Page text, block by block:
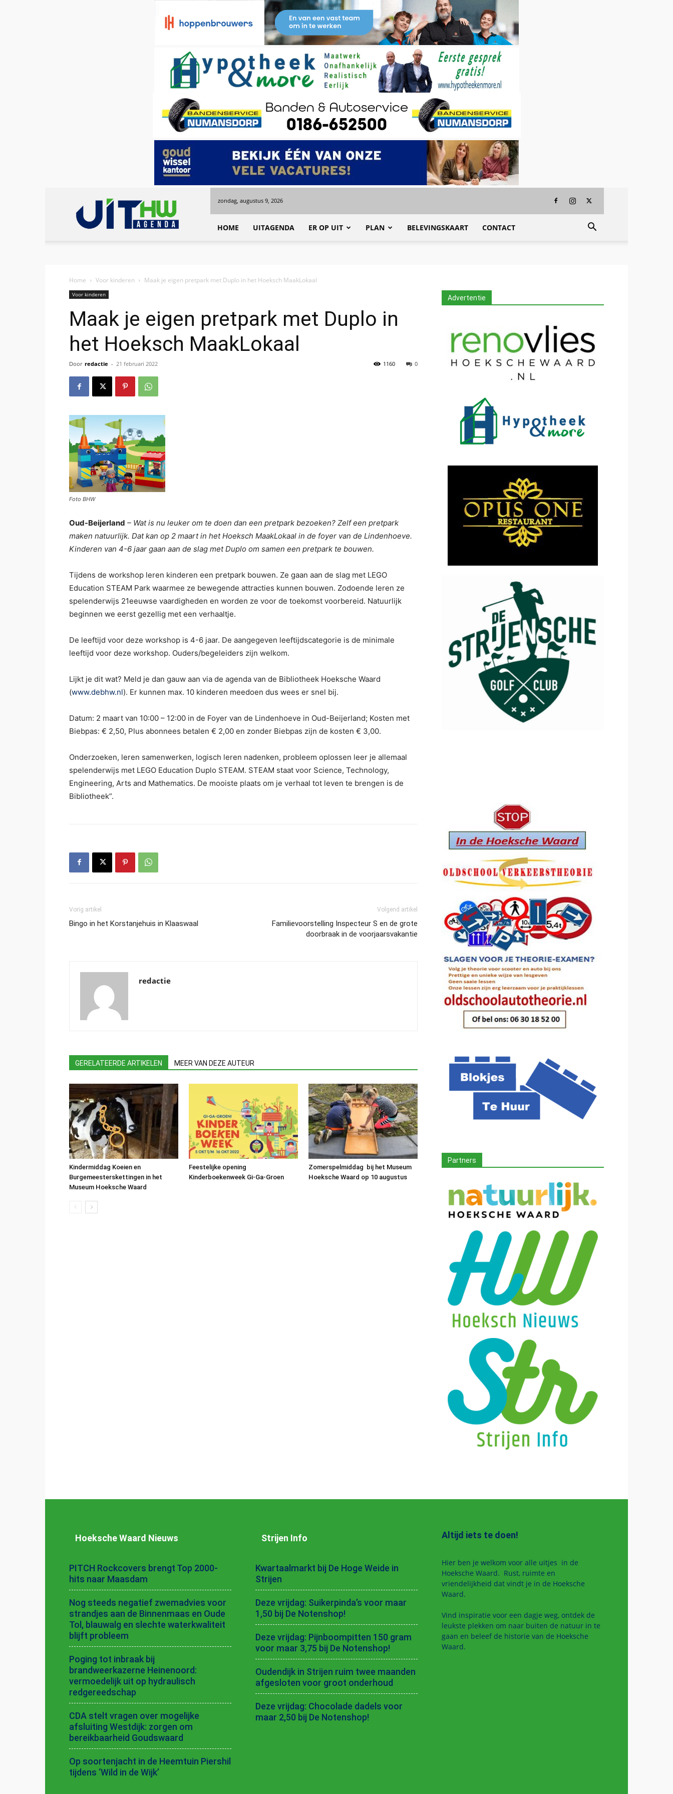
Hoeksche
Waard
zondag, augustus 9, 2026
HOME UITAGENDA ER OP UIT PLAN BELEVINGSKAART CONTACT
Home Voor kinderen Maak je eigen pretpark met Duplo in het Hoeksch MaakLokaal
Voor kinderen
Maak je eigen pretpark met Duplo in
het Hoeksch MaakLokaal
Door redactie - 21 februari 2022 0
1160
Foto BHW
Oud-Beijerland – Wat is nu leuker om te doen dan een pretpark bezoeken? Zelf een pretpark
maken natuurlijk. Dat kan op 2 maart in het Hoeksch MaakLokaal in de foyer van de Lindenhoeve.
Kinderen van 4-6 jaar gaan aan de slag met Duplo om samen een pretpark te bouwen.
Tijdens de workshop leren kinderen een pretpark bouwen. Ze gaan aan de slag met LEGO
Education STEAM Park waarmee ze bewegende attracties kunnen bouwen. Zodoende leren ze
spelenderwijs 21eeuwse vaardigheden en worden ze voor de toekomst voorbereid. Natuurlijk
beginnen we eerst gezellig met een verhaaltje.
De leeftijd voor deze workshop is 4-6 jaar. De aangegeven leeftijdscategorie is de minimale
leeftijd voor deze workshop. Ouders/begeleiders zijn welkom.
Lijkt je dit wat? Meld je dan gauw aan via de agenda van de Bibliotheek Hoeksche Waard
(www.debhw.nl). Er kunnen max. 10 kinderen meedoen dus wees er snel bij.
Datum: 2 maart van 10:00 – 12:00 in de Foyer van de Lindenhoeve in Oud-Beijerland; Kosten met
Biebpas: € 2,50, Plus abonnees betalen € 2,00 en zonder Biebpas zijn de kosten € 3,00.
Onderzoeken, leren samenwerken, logisch leren nadenken, probleem oplossen leer je allemaal
spelenderwijs met LEGO Education Duplo STEAM. STEAM staat voor Science, Technology,
Engineering, Arts and Mathematics. De mooiste plaats om je verhaal tot leven te brengen is de
Bibliotheek”.
Vorig artikel
Bingo in het Korstanjehuis in Klaaswaal
Volgend artikel
Familievoorstelling Inspecteur S en de grote
doorbraak in de voorjaarsvakantie
redactie
GERELATEERDE ARTIKELEN MEER VAN DEZE AUTEUR
Kindermiddag Koeien en
Burgemeesterskettingen in het
Museum Hoeksche Waard
Feestelijke opening
Kinderboekenweek Gi-Ga-Groen
Zomerspelmiddag bij het Museum
Hoeksche Waard op 10 augustus
Advertentie
Partners
Hoeksche Waard Nieuws
PITCH Rockcovers brengt Top 2000-
hits naar Maasdam
Nog steeds negatief zwemadvies voor
strandjes aan de Binnenmaas en Oude
Tol, blauwalg en slechte waterkwaliteit
blijft probleem
Poging tot inbraak bij
brandweerkazerne Heinenoord:
vermoedelijk uit op hydraulisch
redgereedschap
CDA stelt vragen over mogelijke
afsluiting Westdijk: zorgen om
bereikbaarheid Goudswaard
Op soortenjacht in de Heemtuin Piershil
tijdens ‘Wild in de Wijk’
Strijen Info
Kwartaalmarkt bij De Hoge Weide in
Strijen
Deze vrijdag: Suikerpinda’s voor maar
1,50 bij De Notenshop!
Deze vrijdag: Pijnboompitten 150 gram
voor maar 3,75 bij De Notenshop!
Oudendijk in Strijen ruim twee maanden
afgesloten voor groot onderhoud
Deze vrijdag: Chocolade dadels voor
maar 2,50 bij De Notenshop!
Altijd iets te doen!
Hier ben je welkom voor alle uitjes in de
Hoeksche Waard. Rust, ruimte en
vriendelijkheid dat vindt je in de Hoeksche
Waard.
Vind inspiratie voor een dagje weg, ontdek de
leukste plekken om naar buiten de natuur in te
gaan en beleef de historie van de Hoeksche
Waard.